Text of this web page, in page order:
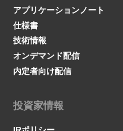
アプリケーションノート
仕様書
技術情報
オンデマンド配信
内定者向け配信
投資家情報